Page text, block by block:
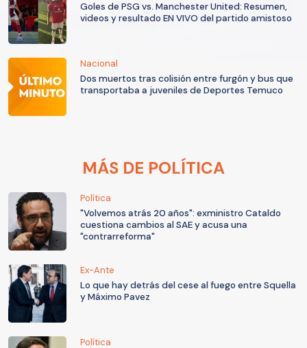
Goles de PSG vs. Manchester United: Resumen,
videos y resultado EN VIVO del partido amistoso
Nacional
Dos muertos tras colisión entre furgón y bus que
transportaba a juveniles de Deportes Temuco
MÁS DE POLÍTICA
Política
"Volvemos atrás 20 años": exministro Cataldo
cuestiona cambios al SAE y acusa una
"contrarreforma"
Ex-Ante
Lo que hay detrás del cese al fuego entre Squella
y Máximo Pavez
Política